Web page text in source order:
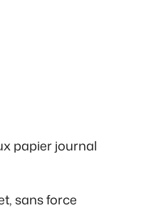
papier journal
sans force